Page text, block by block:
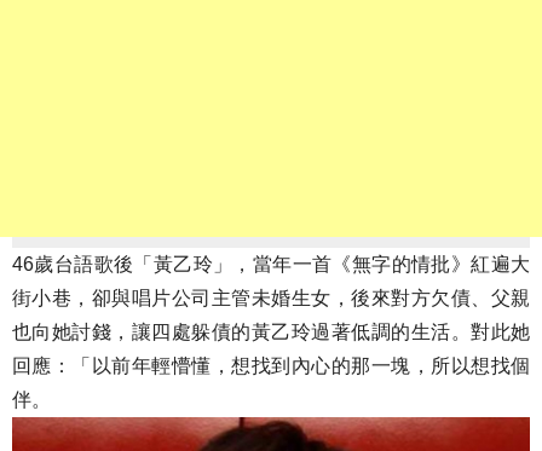
46歲台語歌後「黃乙玲」，當年一首《無字的情批》紅遍大
街小巷，卻與唱片公司主管未婚生女，後來對方欠債、父親
也向她討錢，讓四處躲債的黃乙玲過著低調的生活。對此她
回應：「以前年輕懵懂，想找到內心的那一塊，所以想找個
伴。